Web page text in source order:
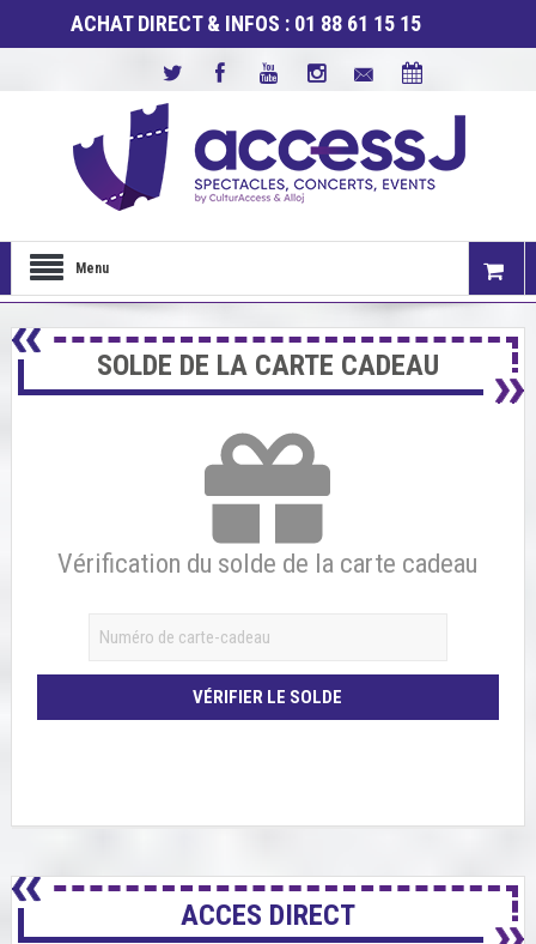
ACHAT DIRECT & INFOS : 01 88 61 15 15
Menu
SOLDE DE LA CARTE CADEAU
Vérification du solde de la carte cadeau
ACCES DIRECT